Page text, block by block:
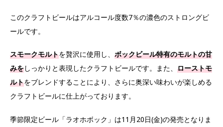
このクラフトビールはアルコール度数7％の濃色のストロングビ
ールです。
スモークモルトを贅沢に使用し、 ボックビール特有のモルトの甘
みをしっかりと表現したクラフトビールです。また、 ローストモ
ルトをブレンドすることにより、さらに奥深い味わいが楽しめる
クラフトビールに仕上がっております。
季節限定ビール「ラオホボック」は11月20日(金)の発売となりま